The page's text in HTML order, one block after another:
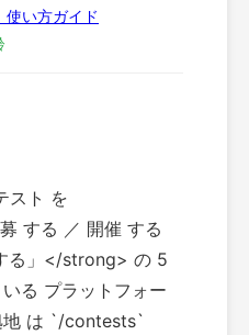
使い方ガイド
スト を
する ／ 開催 する
る」</strong> の 5
る プラットフォー
地 は `/contests`